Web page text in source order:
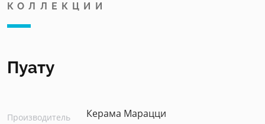
КОЛЛЕКЦИИ
Пуату
Производитель Керама Марацци